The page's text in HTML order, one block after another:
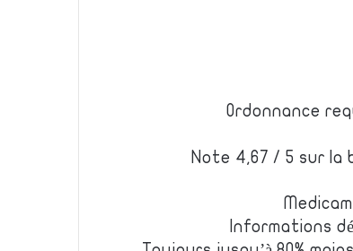
Ordonnance
Note 4,67 / 5 sur la
Informations